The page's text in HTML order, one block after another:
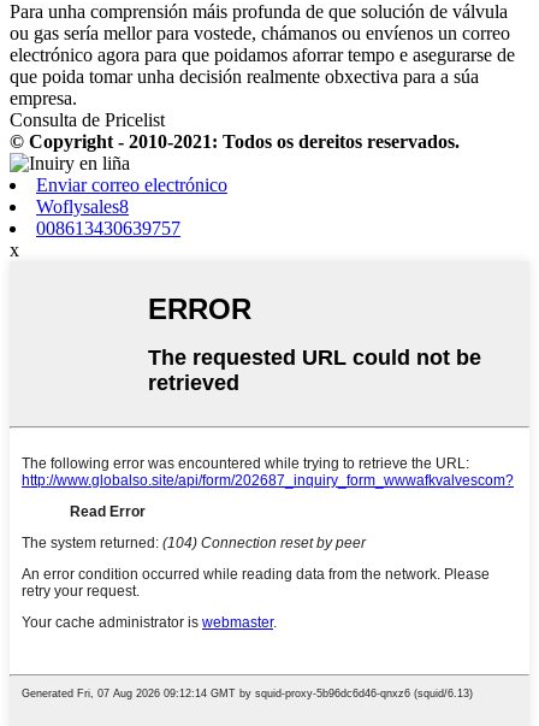
Para unha comprensión máis profunda de que solución de válvula
ou gas sería mellor para vostede, chámanos ou envíenos un correo
electrónico agora para que poidamos aforrar tempo e asegurarse de
que poida tomar unha decisión realmente obxectiva para a súa
empresa.
Consulta de Pricelist
© Copyright - 2010-2021: Todos os dereitos reservados.
Enviar correo electrónico
Woflysales8
008613430639757
x